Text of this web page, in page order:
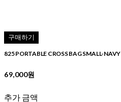
구매하기
825 PORTABLE CROSS BAG SMALL-NAVY
69,000원
추가 금액